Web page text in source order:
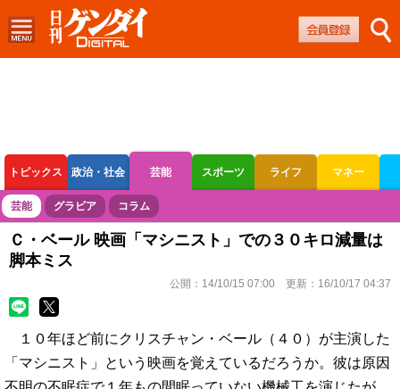
トピックス 政治・社会 芸能 スポーツ ライフ マネー
ボートレース 競輪 オートレース
芸能 グラビア コラム
Ｃ・ベール 映画「マシニスト」での３０キロ減量は
脚本ミス
公開： 14/10/15 07:00 更新： 16/10/17 04:37
１０年ほど前にクリスチャン・ベール（４０）が主演した
「マシニスト」という映画を覚えているだろうか。彼は原因